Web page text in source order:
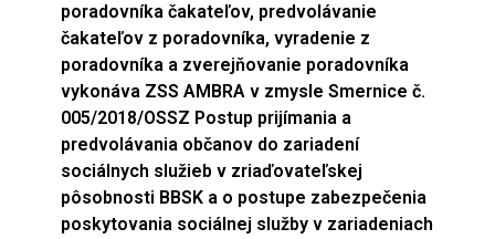
poradovníka čakateľov, predvolávanie
čakateľov z poradovníka, vyradenie z
poradovníka a zverejňovanie poradovníka
vykonáva ZSS AMBRA v zmysle Smernice č.
005/2018/OSSZ Postup prijímania a
predvolávania občanov do zariadení
sociálnych služieb v zriaďovateľskej
pôsobnosti BBSK a o postupe zabezpečenia
poskytovania sociálnej služby v zariadeniach